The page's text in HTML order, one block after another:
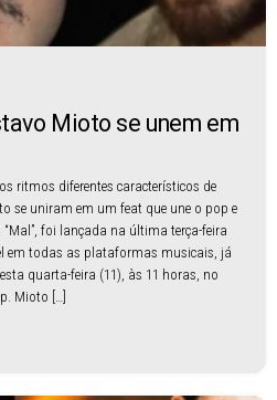
Mioto se unem em
ritmos diferentes característicos de
se uniram em um feat que une o pop e
foi lançada na última terça-feira
em todas as plataformas musicais, já
quarta-feira (11), às 11 horas, no
Mioto […]